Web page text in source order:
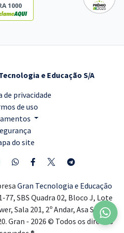
1000
e Educação S/A
de privacidade
de uso
do site
Gran Tecnologia e Educação
77, SBS Quadra 02, Bloco J, Lote
Sala 201, 2º Andar, Asa Sul,
Gran - 2026 © Todos os direitos